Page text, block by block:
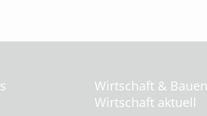
Wirtschaft & Bauen
Wirtschaft aktuell